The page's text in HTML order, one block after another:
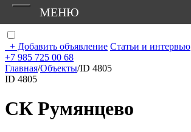
+ Добавить объявление Статьи и интервью
+7 985 725 00 68
Главная/Объекты/ID 4805
ID 4805
СК Румянцево
МЕНЮ